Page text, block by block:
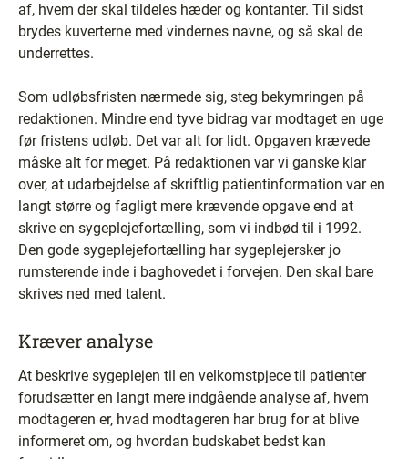
af, hvem der skal tildeles hæder og kontanter. Til sidst
brydes kuverterne med vindernes navne, og så skal de
underrettes.
Som udløbsfristen nærmede sig, steg bekymringen på
redaktionen. Mindre end tyve bidrag var modtaget en uge
før fristens udløb. Det var alt for lidt. Opgaven krævede
måske alt for meget. På redaktionen var vi ganske klar
over, at udarbejdelse af skriftlig patientinformation var en
langt større og fagligt mere krævende opgave end at
skrive en sygeplejefortælling, som vi indbød til i 1992.
Den gode sygeplejefortælling har sygeplejersker jo
rumsterende inde i baghovedet i forvejen. Den skal bare
skrives ned med talent.
Kræver analyse
At beskrive sygeplejen til en velkomstpjece til patienter
forudsætter en langt mere indgående analyse af, hvem
modtageren er, hvad modtageren har brug for at blive
informeret om, og hvordan budskabet bedst kan